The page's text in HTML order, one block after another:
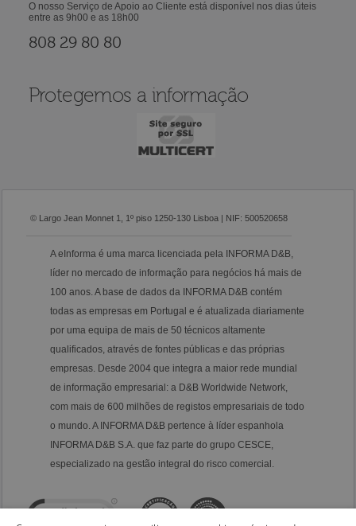
O nosso Serviço de Apoio ao Cliente está disponível nos dias úteis
entre as 9h00 e as 18h00
808 29 80 80
Protegemos a informação
© Largo Jean Monnet 1, 1º piso 1250-130 Lisboa | NIF: 500520658
A eInforma é uma marca licenciada pela INFORMA D&B,
líder no mercado de informação para negócios há mais de
100 anos. A base de dados da INFORMA D&B contém
todas as empresas em Portugal e é atualizada diariamente
por uma equipa de mais de 50 técnicos altamente
qualificados, através de fontes públicas e das próprias
empresas. Desde 2004 que integra a maior rede mundial
de informação empresarial: a D&B Worldwide Network,
com mais de 600 milhões de registos empresariais de todo
o mundo. A INFORMA D&B pertence à líder espanhola
INFORMA D&B S.A. que faz parte do grupo CESCE,
especializado na gestão integral do risco comercial.